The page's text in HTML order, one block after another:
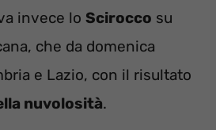
invece lo Scirocco su
che da domenica
e Lazio, con il risultato
nuvolosità.